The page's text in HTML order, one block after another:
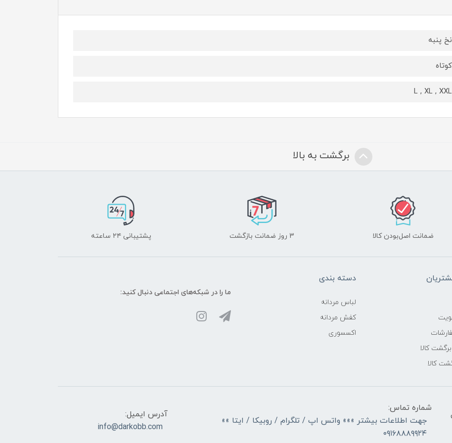
نخ پنبه
کوتاه
L , XL , XXL
برگشت به بالا
ضمانت اصل‌بودن کالا 3 روز ضمانت بازگشت پشتیبانی ۲۴ ساعته
کالا
کالا
دسته بندی
لباس مردانه
کفش مردانه
اکسسوری
ما را در شبکه‌های اجتماعی دنبال کنید:
شماره تماس:
جهت اطلاعات بیشتر »»» واتس اپ / تلگرام / روبیکا / ایتا »»
۰۹۱۶۸۸۸۹۹۲۴
آدرس ایمیل:
info@darkobb.com